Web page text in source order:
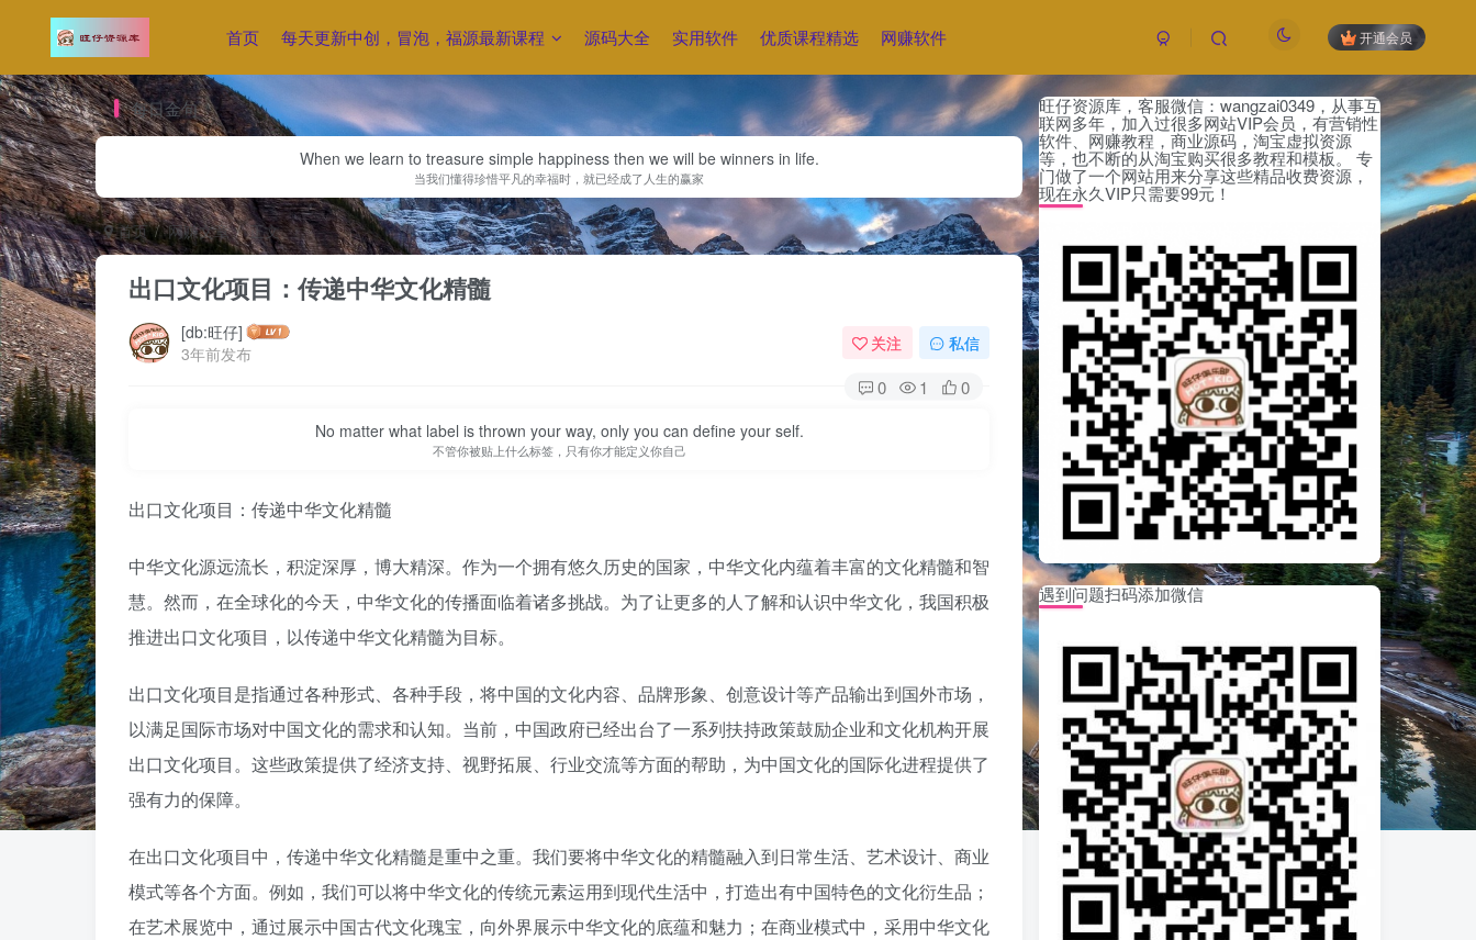
首页 每天更新中创，冒泡，福源最新课程 源码大全 实用软件 优质课程精选 网赚软件 开通会员
每日金句
When we learn to treasure simple happiness then we will be winners in life.
当我们懂得珍惜平凡的幸福时，就已经成了人生的赢家
首页 网赚文章 正文
出口文化项目：传递中华文化精髓
[db:旺仔]
3年前发布
关注 私信
0 1 0
No matter what label is thrown your way, only you can define your self.
不管你被贴上什么标签，只有你才能定义你自己
出口文化项目：传递中华文化精髓
中华文化源远流长，积淀深厚，博大精深。作为一个拥有悠久历史的国家，中华文化内蕴着丰富的文化精髓和智
慧。然而，在全球化的今天，中华文化的传播面临着诸多挑战。为了让更多的人了解和认识中华文化，我国积极
推进出口文化项目，以传递中华文化精髓为目标。
出口文化项目是指通过各种形式、各种手段，将中国的文化内容、品牌形象、创意设计等产品输出到国外市场，
以满足国际市场对中国文化的需求和认知。当前，中国政府已经出台了一系列扶持政策鼓励企业和文化机构开展
出口文化项目。这些政策提供了经济支持、视野拓展、行业交流等方面的帮助，为中国文化的国际化进程提供了
强有力的保障。
在出口文化项目中，传递中华文化精髓是重中之重。我们要将中华文化的精髓融入到日常生活、艺术设计、商业
模式等各个方面。例如，我们可以将中华文化的传统元素运用到现代生活中，打造出有中国特色的文化衍生品；
在艺术展览中，通过展示中国古代文化瑰宝，向外界展示中华文化的底蕴和魅力；在商业模式中，采用中华文化
旺仔资源库，客服微信：wangzai0349，从事互
联网多年，加入过很多网站VIP会员，有营销性
软件、网赚教程，商业源码，淘宝虚拟资源
等，也不断的从淘宝购买很多教程和模板。 专
门做了一个网站用来分享这些精品收费资源，
现在永久VIP只需要99元！
遇到问题扫码添加微信